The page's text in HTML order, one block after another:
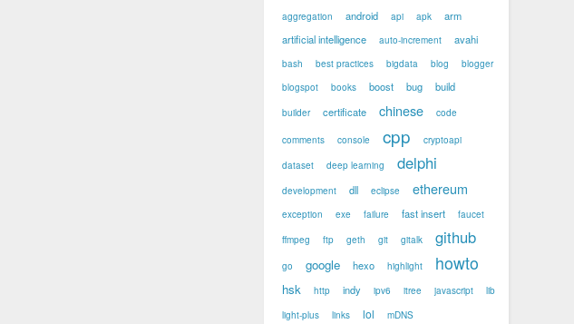
aggregation
android api apk
arm
artificial intelligence
auto-increment avahi
bash best practices bigdata blog
blogger
blogspot
books boost bug build
builder certificate chinese code
comments console cpp
cryptoapi
dataset
deep learning delphi
development dll eclipse ethereum
exception exe failure fast insert
faucet
ffmpeg
ftp geth git gitalk github
go google hexo highlight howto
hsk http indy ipv6 itree javascript
lib
light-plus
links lol mDNS